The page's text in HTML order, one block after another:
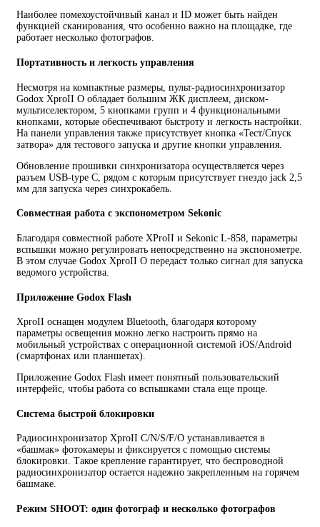
Наиболее помехоустойчивый канал и ID может быть найден
функцией сканирования, что особенно важно на площадке, где
работает несколько фотографов.
Портативность и легкость управления
Несмотря на компактные размеры, пульт-радиосинхронизатор
Godox XproII O обладает большим ЖК дисплеем, диском-
мультиселектором, 5 кнопками групп и 4 функциональными
кнопками, которые обеспечивают быстроту и легкость настройки.
На панели управления также присутствует кнопка «Тест/Спуск
затвора» для тестового запуска и другие кнопки управления.
Обновление прошивки синхронизатора осуществляется через
разъем USB-type С, рядом с которым присутствует гнездо jack 2,5
мм для запуска через синхрокабель.
Совместная работа с экспонометром Sekonic
Благодаря совместной работе XProII и Sekonic L-858, параметры
вспышки можно регулировать непосредственно на экспонометре.
В этом случае Godox XproII O передаст только сигнал для запуска
ведомого устройства.
Приложение Godox Flash
XproII оснащен модулем Bluetooth, благодаря которому
параметры освещения можно легко настроить прямо на
мобильный устройствах c операционной системой iOS/Android
(смартфонах или планшетах).
Приложение Godox Flash имеет понятный пользовательский
интерфейс, чтобы работа со вспышками стала еще проще.
Система быстрой блокировки
Радиосинхронизатор XproII C/N/S/F/O устанавливается в
«башмак» фотокамеры и фиксируется с помощью системы
блокировки. Такое крепление гарантирует, что беспроводной
радиосинхронизатор остается надежно закрепленным на горячем
башмаке.
Режим SHOOT: один фотограф и несколько фотографов